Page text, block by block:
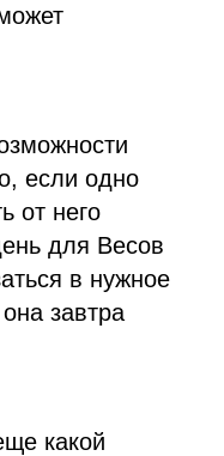
если одно
от него
для Весов
в нужное
завтра
какой